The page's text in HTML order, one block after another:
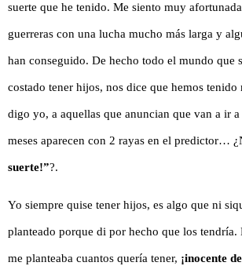
suerte que he tenido. Me siento muy
guerreras con una lucha mucho más larga y
han conseguido. De hecho todo el mundo que
costado tener hijos, nos dice que hemos tenido
digo yo, a aquellas que anuncian que van a ir
meses aparecen con 2 rayas en el predictor…
suerte!”?.
Yo siempre quise tener hijos, es algo que ni
planteado porque di por hecho que los tendría.
me planteaba cuantos quería tener, ¡inocente